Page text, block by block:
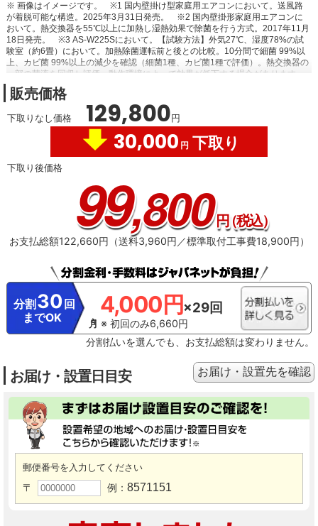
※ 画像はイメージです。
※1 国内壁掛け型家庭用エアコンにおいて。送風路
が着脱可能な構造。2025年3月31日発売。
※2 国内壁掛形家庭用エアコンに
おいて。熱交換器を55℃以上に加熱し湿熱効果で除菌を行う方式。2017年11月
18日発売。
※3 AS-W225Sにおいて。【試験方法】外気27℃、湿度78%の試
験室（約6畳）において。加熱除菌運転前と後との比較。10分間で細菌 99%以
上、カビ菌 99%以上の減少を確認（細菌1種、カビ菌1種で評価）。熱交換器の
一部の菌液を回収し評価。動作環境によって効果が低下する場合があります。
また、ニオイや汚れを除去する機能ではありません。
て。冷房（ハイパワー）運転時、エアコンから最大15ｍの地点に風が到達する
※5 AS-L705S2において。暖房（ハイパワー）運転時、エアコ
ンから最大10ｍの地点に風が到達することを確認。
販売価格
下取りなし価格 129,800円
30,000 円 下取り
下取り後価格 99,800円（税込）
お支払総額122,660円（送料3,960円／標準取付工事費18,900円）
分割 30 回
までOK
4,000円×29回
※ 初回のみ6,660円
分割払いを選んでも、お支払総額は変わりません。
お届け・設置日目安
郵便番号を入力してください
〒 例： 8571151
お届け・設置先を確認